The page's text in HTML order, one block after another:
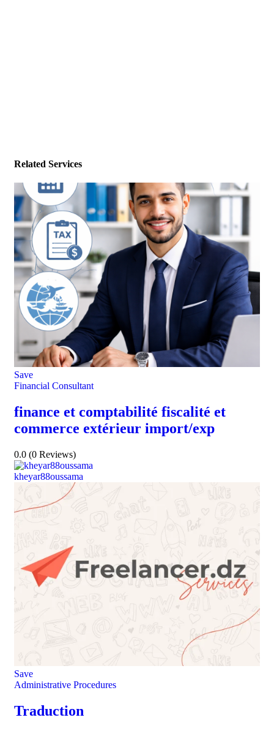
Related Services
Save
Financial Consultant
finance et comptabilité fiscalité et
commerce extérieur import/exp
0.0 (0 Reviews)
kheyar88oussama
Save
Administrative Procedures
Traduction